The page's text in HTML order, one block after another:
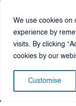
We use cookies on
experience by
visits. By clicking
cookies by our
Customise